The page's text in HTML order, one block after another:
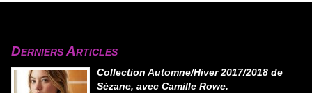
Derniers Articles
Collection Automne/Hiver 2017/2018 de
Sézane, avec Camille Rowe.